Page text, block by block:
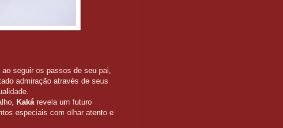
seguir os passos de seu pai,
admiração através de seus
Kaká revela um futuro
especiais com olhar atento e